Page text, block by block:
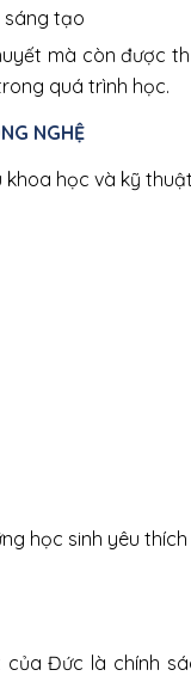
sáng tạo
mà còn được
quá trình học.
NGHỆ
học và kỹ
học sinh yêu
Đức là chính